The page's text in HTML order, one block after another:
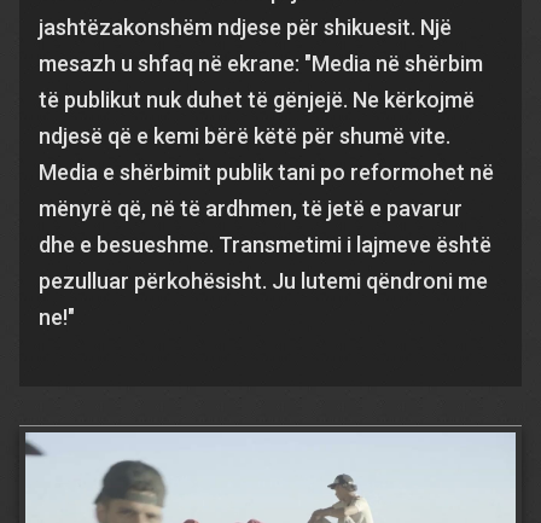
jashtëzakonshëm ndjese për shikuesit. Një
mesazh u shfaq në ekrane: "Media në shërbim
të publikut nuk duhet të gënjejë. Ne kërkojmë
ndjesë që e kemi bërë këtë për shumë vite.
Media e shërbimit publik tani po reformohet në
mënyrë që, në të ardhmen, të jetë e pavarur
dhe e besueshme. Transmetimi i lajmeve është
pezulluar përkohësisht. Ju lutemi qëndroni me
ne!"